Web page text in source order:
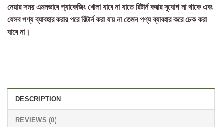
নেয়ার সময় এমনভাবে প্যাকেজিং খোলা যাবে না যাতে রিটার্ন করার সুযোগ না থাকে এবং
যেসব পণ্য ব্যাবহার করার পরে রিটার্ন করা যায় না তেমন পণ্য ব্যাবহার করে চেক করা
যাবে না।
DESCRIPTION
REVIEWS (0)